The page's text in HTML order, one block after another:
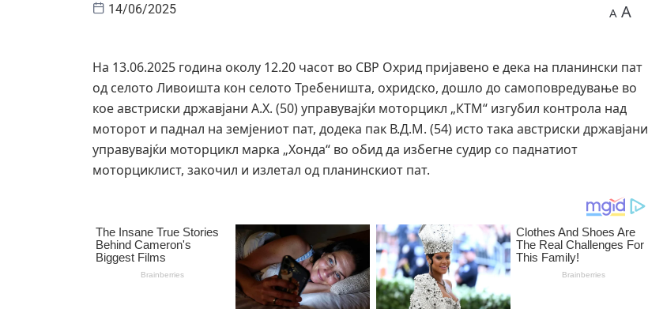
14/06/2025 A A
На 13.06.2025 година околу 12.20 часот во СВР Охрид пријавено е дека на планински пат
од селото Ливоишта кон селото Требеништа, охридско, дошло до самоповредување во
кое австриски државјани А.Х. (50) управувајќи моторцикл „КТМ“ изгубил контрола над
моторот и паднал на земјениот пат, додека пак В.Д.М. (54) исто така австриски државјани
управувајќи моторцикл марка „Хонда“ во обид да избегне судир со паднатиот
моторциклист, закочил и излетал од планинскиот пат.